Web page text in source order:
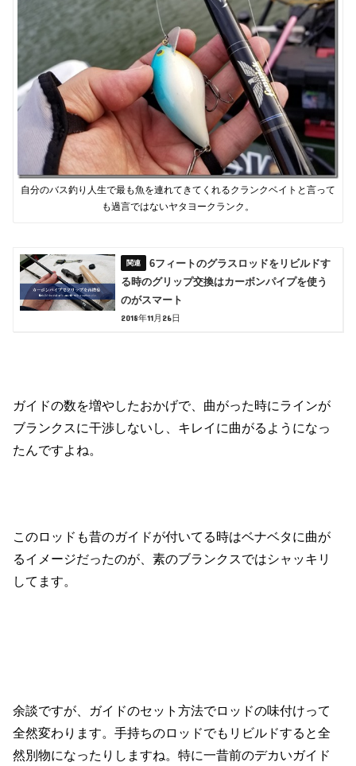
自分のバス釣り人生で最も魚を連れてきてくれるクランクベイトと言って
も過言ではないヤタヨークランク。
6フィートのグラスロッドをリビルドす
る時のグリップ交換はカーボンパイプを使う
のがスマート
2018年11月26日
ガイドの数を増やしたおかげで、曲がった時にラインが
ブランクスに干渉しないし、キレイに曲がるようになっ
たんですよね。
このロッドも昔のガイドが付いてる時はベナベタに曲が
るイメージだったのが、素のブランクスではシャッキリ
してます。
余談ですが、ガイドのセット方法でロッドの味付けって
全然変わります。手持ちのロッドでもリビルドすると全
然別物になったりしますね。特に一昔前のデカいガイド